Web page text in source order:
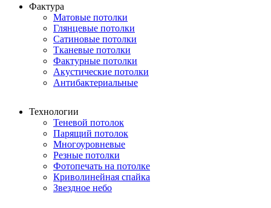
Фактура
Матовые потолки
Глянцевые потолки
Сатиновые потолки
Тканевые потолки
Фактурные потолки
Акустические потолки
Антибактериальные
Технологии
Теневой потолок
Парящий потолок
Многоуровневые
Резные потолки
Фотопечать на потолке
Криволинейная спайка
Звездное небо